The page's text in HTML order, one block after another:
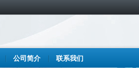
公司简介 联系我们